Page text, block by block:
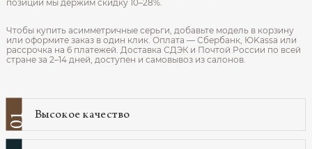
позиции мы держим скидку 10–28%.
Чтобы купить асимметричные серьги, добавьте модель в корзину
или оформите заказ в один клик. Оплата — Сбербанк, ЮKassa или
рассрочка на 6 платежей. Доставка СДЭК и Почтой России по всей
стране за 2–14 дней, доступен и самовывоз из салонов.
01 Высокое качество